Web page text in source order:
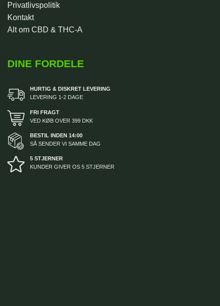
Privatlivspolitik
Kontakt
Alt om CBD & THC-A
DINE FORDELE
HURTIG & DISKRET LEVERING
LEVERING 1-2 DAGE
FRI FRAGT
VED KØB OVER 399 DKK
BESTIL INDEN 14:00
SÅ SENDER VI SAMME DAG
5 STJERNER
KUNDER GIVER OS 5 STJERNER